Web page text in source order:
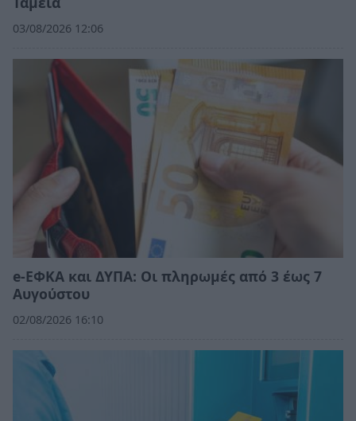
03/08/2026 12:06
e-ΕΦΚΑ και ΔΥΠΑ: Οι πληρωμές από 3 έως 7
Αυγούστου
02/08/2026 16:10